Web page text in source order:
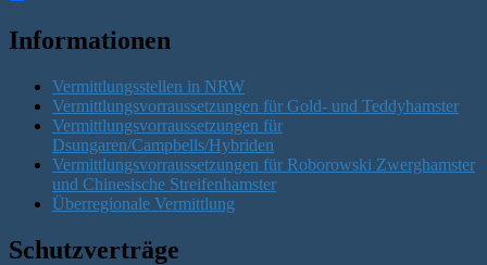
Informationen
Vermittlungsstellen in NRW
Vermittlungsvorraussetzungen für Gold- und Teddyhamster
Vermittlungsvorraussetzungen für
Dsungaren/Campbells/Hybriden
Vermittlungsvorraussetzungen für Roborowski Zwerghamster
und Chinesische Streifenhamster
Überregionale Vermittlung
Schutzverträge